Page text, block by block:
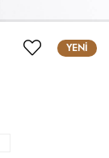
YENI